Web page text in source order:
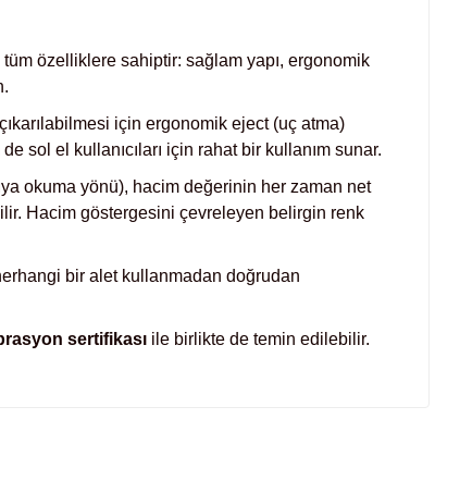
özelliklere sahiptir: sağlam yapı, ergonomik
için ergonomik eject (uç atma)
sol el kullanıcıları için rahat bir kullanım sunar.
okuma yönü), hacim değerinin her zaman net
Hacim göstergesini çevreleyen belirgin renk
bir alet kullanmadan doğrudan
sertifikası ile birlikte de temin edilebilir.